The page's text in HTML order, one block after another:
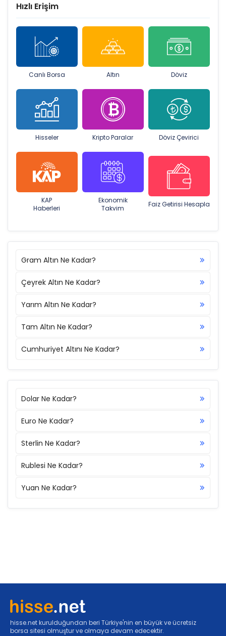
Hızlı Erişim
Canlı Borsa Altın Döviz
Hisseler Kripto Paralar Döviz Çevirici
KAP
Haberleri
Ekonomik
Takvim
Faiz Getirisi Hesapla
Gram Altın Ne Kadar?
Çeyrek Altın Ne Kadar?
Yarım Altın Ne Kadar?
Tam Altın Ne Kadar?
Cumhuriyet Altını Ne Kadar?
Dolar Ne Kadar?
Euro Ne Kadar?
Sterlin Ne Kadar?
Rublesi Ne Kadar?
Yuan Ne Kadar?
hisse.net kurulduğundan beri Türkiye'nin en büyük ve ücretsiz
borsa sitesi olmuştur ve olmaya devam edecektir.